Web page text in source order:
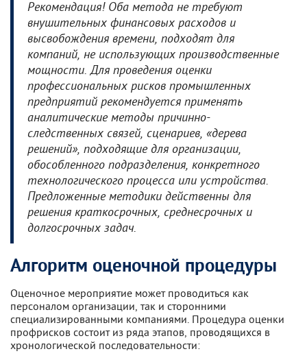
Рекомендация! Оба метода не требуют
внушительных финансовых расходов и
высвобождения времени, подходят для
компаний, не использующих производственные
мощности. Для проведения оценки
профессиональных рисков промышленных
предприятий рекомендуется применять
аналитические методы причинно-
следственных связей, сценариев, «дерева
решений», подходящие для организации,
обособленного подразделения, конкретного
технологического процесса или устройства.
Предложенные методики действенны для
решения краткосрочных, среднесрочных и
долгосрочных задач.
Алгоритм оценочной процедуры
Оценочное мероприятие может проводиться как
персоналом организации, так и сторонними
специализированными компаниями. Процедура оценки
профрисков состоит из ряда этапов, проводящихся в
хронологической последовательности: